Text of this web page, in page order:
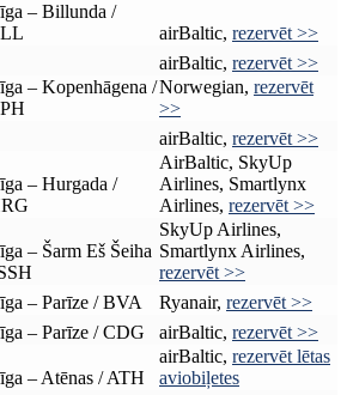
– Billunda /
airBaltic, rezervēt >>
airBaltic, rezervēt >>
– Kopenhāgena /Norwegian, rezervēt
>>
airBaltic, rezervēt >>
– Hurgada /
AirBaltic, SkyUp
Airlines, Smartlynx
Airlines, rezervēt >>
– Šarm Eš Šeiha
SkyUp Airlines,
Smartlynx Airlines,
rezervēt >>
– Parīze / BVA Ryanair, rezervēt >>
– Parīze / CDG
airBaltic, rezervēt >>
– Atēnas / ATH
airBaltic, rezervēt lētas
aviobiļetes